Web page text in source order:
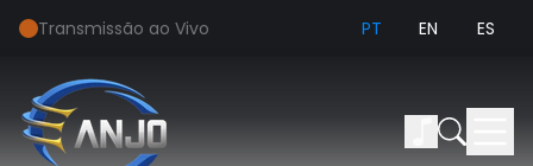
Transmissão ao Vivo PT EN ES